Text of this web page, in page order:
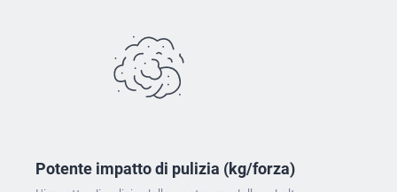
Potente impatto di pulizia (kg/forza)